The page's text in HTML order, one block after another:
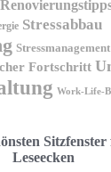
Stressabbau
Stressmanagement
Fortschritt
Work-Life-
Leseecken